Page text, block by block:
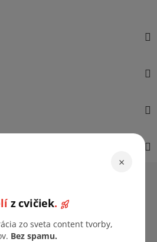
×
z cvičiek.
zo sveta content tvorby,
Bez spamu.